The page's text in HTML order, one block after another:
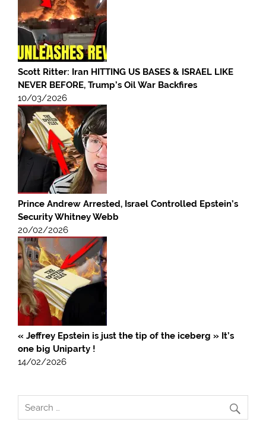
Scott Ritter: Iran HITTING US BASES & ISRAEL LIKE
NEVER BEFORE, Trump’s Oil War Backfires
10/03/2026
Prince Andrew Arrested, Israel Controlled Epstein’s
Security Whitney Webb
20/02/2026
« Jeffrey Epstein is just the tip of the iceberg » It’s
one big Uniparty !
14/02/2026